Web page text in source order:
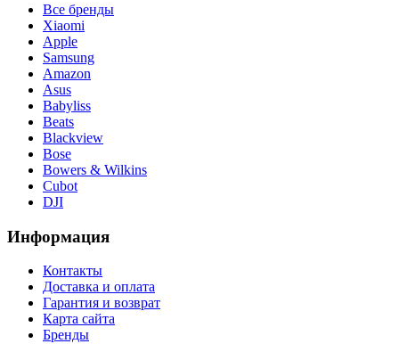
Все бренды
Xiaomi
Apple
Samsung
Amazon
Asus
Babyliss
Beats
Blackview
Bose
Bowers & Wilkins
Cubot
DJI
Информация
Контакты
Доставка и оплата
Гарантия и возврат
Карта сайта
Бренды